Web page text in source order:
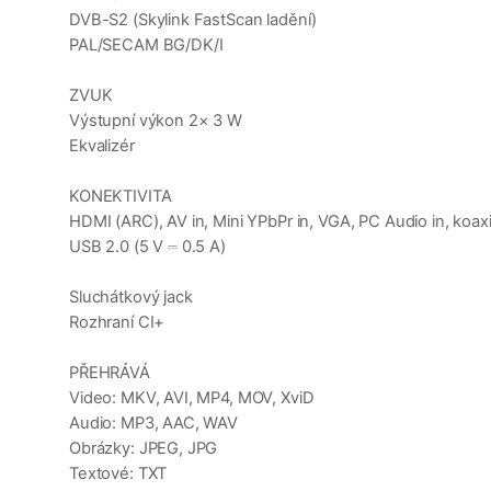
DVB-S2 (Skylink FastScan ladění)
PAL/SECAM BG/DK/I
ZVUK
Výstupní výkon 2× 3 W
Ekvalizér
KONEKTIVITA
HDMI (ARC), AV in, Mini YPbPr in, VGA, PC Audio in,
USB 2.0 (5 V ⎓ 0.5 A)
Sluchátkový jack
Rozhraní CI+
PŘEHRÁVÁ
Video: MKV, AVI, MP4, MOV, XviD
Audio: MP3, AAC, WAV
Obrázky: JPEG, JPG
Textové: TXT